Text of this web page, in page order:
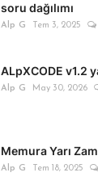
soru dağılımı
Alp G Tem 3, 2025
ALpXCODE v1.2
Alp G May 30, 2026
Memura Yarı
Alp G Tem 18, 2025